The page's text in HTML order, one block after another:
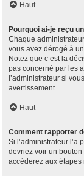
Haut
Pourquoi ai-je reçu
Chaque
vous avez dérogé à
Notez que c’est la
pas concerné par les
l’administrateur si
avertissement.
Haut
Comment rapporter
Si l’administrateur l’a
devriez voir un
accéderez aux